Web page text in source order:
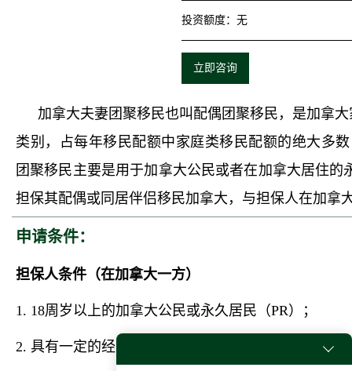
投资额度： 无
立即咨询
加拿大夫妻团聚移民也叫配偶团聚移民，是加拿
类别，占每年移民配额中家庭类移民配额的绝大多
团聚移民主要是用于加拿大公民或者在加拿大居住的
担保其配偶或同居伴侣移民加拿大，与担保人在加拿
申请条件：
担保人条件（在加拿大一方）
1. 18周岁以上的加拿大公民或永久居民（PR）；
2. 具有一定的经济担保能力，承诺义务承担配偶到达
